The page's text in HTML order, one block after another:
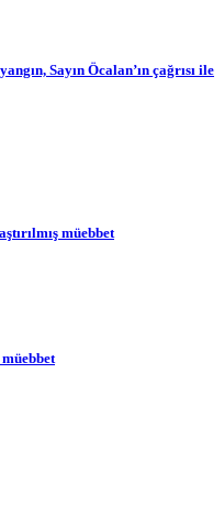
Sayın Öcalan’ın çağrısı ile
müebbet